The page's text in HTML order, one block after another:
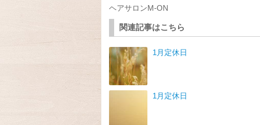
ヘアサロンM-ON
関連記事はこちら
1月定休日
1月定休日